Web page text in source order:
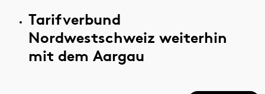
Tarifverbund
Nordwestschweiz weiterhin
mit dem Aargau